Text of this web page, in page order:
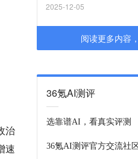
治
速
2025-12-05
阅读更多内容
36氪AI测评
选靠谱AI，看真实评测
36氪AI测评官方交流社区